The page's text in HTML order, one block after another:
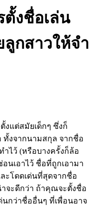
ตั้งชื่อเล่น
กสาวให้จำ
งแต่สมัยเด็กๆ ซึ่งก็
ทั้งจากนามสกุล จากชื่อ
ำไว้ (หรือบางครั้งก็ล้อ
นเอาไว้ ชื่อที่ถูกเอามา
ะโดดเด่นที่สุดจากชื่อ
จะดีกว่า ถ้าคุณจะตั้งชื่อ
นกว่าชื่ออื่นๆ ที่เพื่อนอาจ